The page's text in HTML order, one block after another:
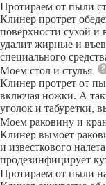
Протираем от пыли
Клинер протрет
поверхности сухой и
удалит жирные и
специального
Моем стол и стулья
Клинер протрет от
включая ножки. А
уголок и табуретки,
Моем раковину и
Клинер вымоет
и известкового
продезинфицирует
Протираем от пыли